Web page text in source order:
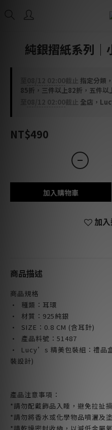
純銀摺紙系列
08/12 02:00截止 指定分類
85折，三件以上82折，五件以
08/12 02:00截止 全店，
NT$490
加入購物車
加
商品描述
商品規格
· 種類：耳環
· 材質：925純銀
· SIZE：0.8 CM (含耳針)
· 產品料號：51487
· Lucy’s 精美包裝組：禮品
裝設計)
產品注意事項：
*請勿配戴飾品入睡，避免拉扯
*請勿將香水或化學物品噴灑及